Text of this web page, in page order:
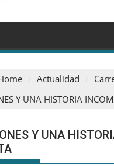
Actualidad
Y UNA HISTORIA
Y UNA